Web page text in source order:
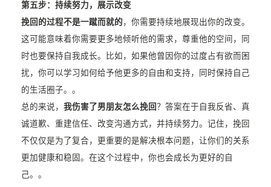
第五步：持续努力，展示改变
挽回的过程不是一蹴而就的，你需要持续地展现出你的改变。
这可能意味着你需要更多地倾听他的需求，尊重他的空间，同
时也要保持自我成长。比如，如果他曾因你的过度占有欲而困
扰，你可以学习如何给予他更多的自由和支持，同时保持自己
的生活圈子。。
总的来说， 我伤害了男朋友怎么挽回？答案在于自我反省、真
诚道歉、重建信任、改变沟通方式，并持续努力。记住，挽回
不仅仅是为了复合，更重要的是解决根本问题，让你们的关系
更加健康和稳固。在这个过程中，你也会成长为更好的自
己。。